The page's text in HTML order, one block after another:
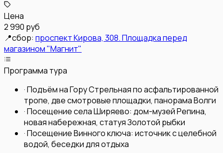
Цена
2 990 руб
📍сбор: проспект Кирова, 308. Площадка перед
магазином "Магнит"
Программа тура
·Подъём на Гору Стрельная по асфальтированной
тропе, две смотровые площадки, панорама Волги
·Посещение села Ширяево: дом-музей Репина,
новая набережная, статуя Золотой рыбки
·Посещение Винного ключа: источник с целебной
водой, беседки для отдыха